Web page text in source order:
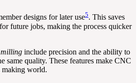
designs for later use5. This saves
future jobs, making the process quicker
milling include precision and the ability to
same quality. These features make CNC
making world.